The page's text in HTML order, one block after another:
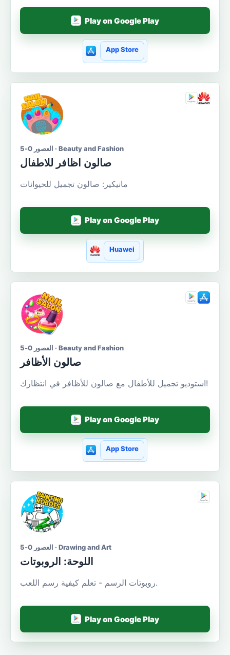
Play on Google Play
App Store
العصور 0-5 · Beauty and Fashion
صالون اظافر للاطفال
مانيكير: صالون تجميل للحيوانات
Play on Google Play
Huawei
العصور 0-5 · Beauty and Fashion
صالون الأظافر
استوديو تجميل للأطفال مع صالون للأظافر في انتظارك!
Play on Google Play
App Store
العصور 0-5 · Drawing and Art
اللوحة: الروبوتات
روبوتات الرسم - تعلم كيفية رسم اللعب.
Play on Google Play